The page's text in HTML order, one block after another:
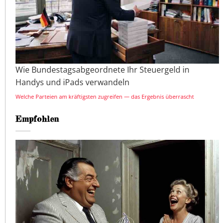
Wie Bundestagsabgeordnete Ihr Steuergeld in
Handys und iPads verwandeln
Welche Parteien am kräftigsten zugreifen — das Ergebnis überrascht
Empfohlen